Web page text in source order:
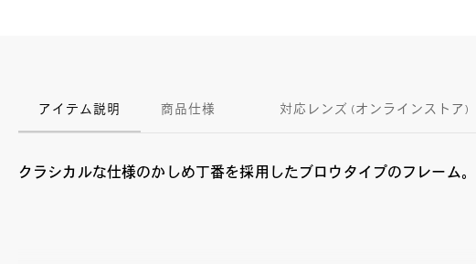
アイテム説明 商品仕様 対応レンズ (オンラインストア)
クラシカルな仕様のかしめ丁番を採用したブロウタイプのフレーム